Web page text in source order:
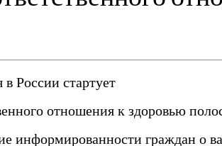
России стартует
отношения к здоровью
информированности граждан о